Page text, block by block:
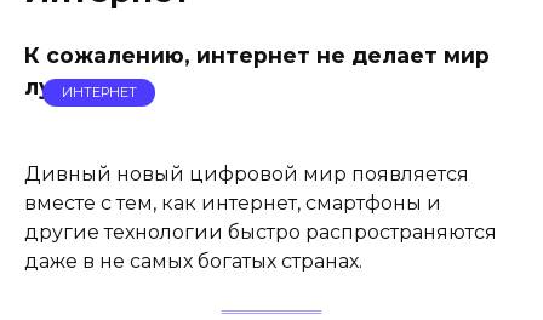
К сожалению, интернет не делает мир
лучшеИНТЕРНЕТ
Дивный новый цифровой мир появляется
вместе с тем, как интернет, смартфоны и
другие технологии быстро распространяются
даже в не самых богатых странах.